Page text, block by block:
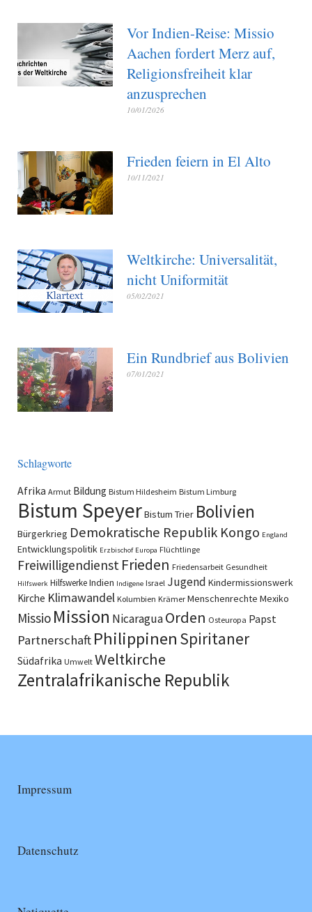
Vor Indien-Reise: Missio
Aachen fordert Merz auf,
Religionsfreiheit klar
anzusprechen
10/01/2026
Frieden feiern in El Alto
10/11/2021
Weltkirche: Universalität,
nicht Uniformität
05/02/2021
Ein Rundbrief aus Bolivien
07/01/2021
Schlagworte
Afrika Armut Bildung Bistum Hildesheim Bistum Limburg
Bistum SpeyerBistum Trier Bolivien
Bürgerkrieg Demokratische Republik Kongo England
Entwicklungspolitik Erzbischof Europa Flüchtlinge
Freiwilligendienst Frieden Friedensarbeit Gesundheit
Hilfswerk HilfswerkeIndien Indigene Israel Jugend Kindermissionswerk
Kirche Klimawandel Kolumbien Krämer Menschenrechte Mexiko
Missio Mission NicaraguaOrden Osteuropa Papst
Partnerschaft Philippinen Spiritaner
Südafrika Umwelt Weltkirche
Zentralafrikanische Republik
Impressum
Datenschutz